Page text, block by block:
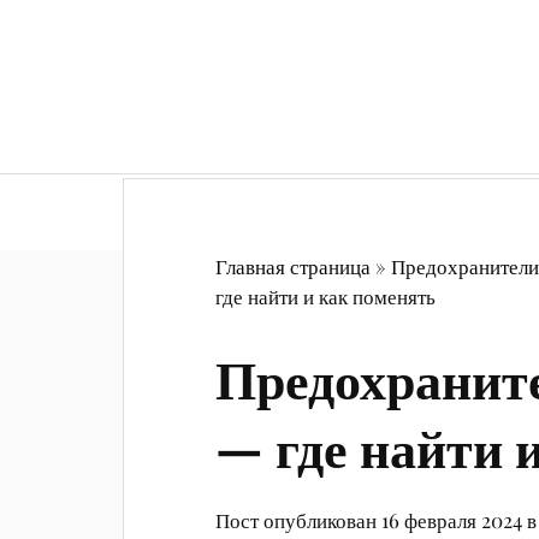
Главная страница »
где найти и как поменять
— где найти
Пост опубликован 16 февраля 2024